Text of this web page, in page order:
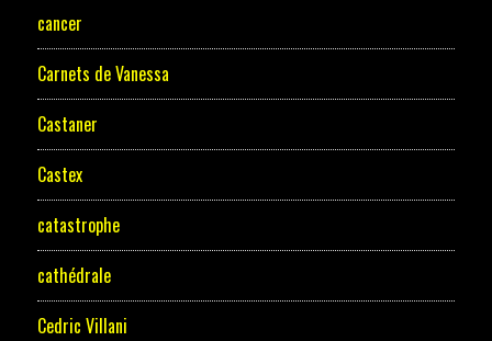
cancer
Carnets de Vanessa
Castaner
Castex
catastrophe
cathédrale
Cedric Villani